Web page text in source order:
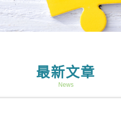
最新文章
News